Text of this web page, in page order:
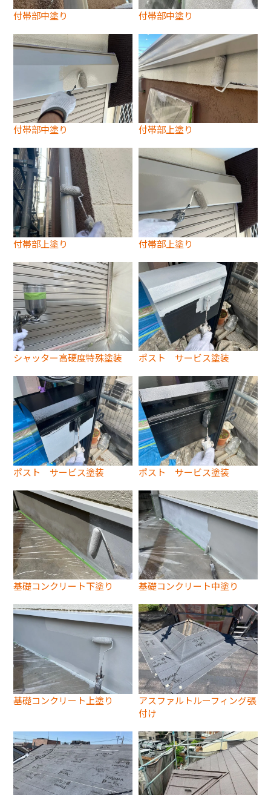
付帯部中塗り 付帯部中塗り
付帯部中塗り 付帯部上塗り
付帯部上塗り 付帯部上塗り
シャッター高硬度特殊塗装 ポスト サービス塗装
ポスト サービス塗装 ポスト サービス塗装
基礎コンクリート下塗り 基礎コンクリート中塗り
基礎コンクリート上塗り
アスファルトルーフィング張
付け